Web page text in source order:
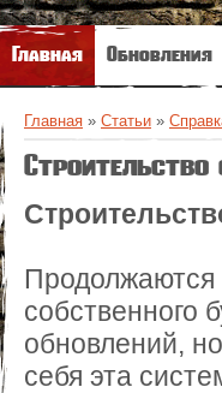
Главная Обновления
Главная » Статьи »
Строительство
Продолжаются
собственного
обновлений,
себя эта